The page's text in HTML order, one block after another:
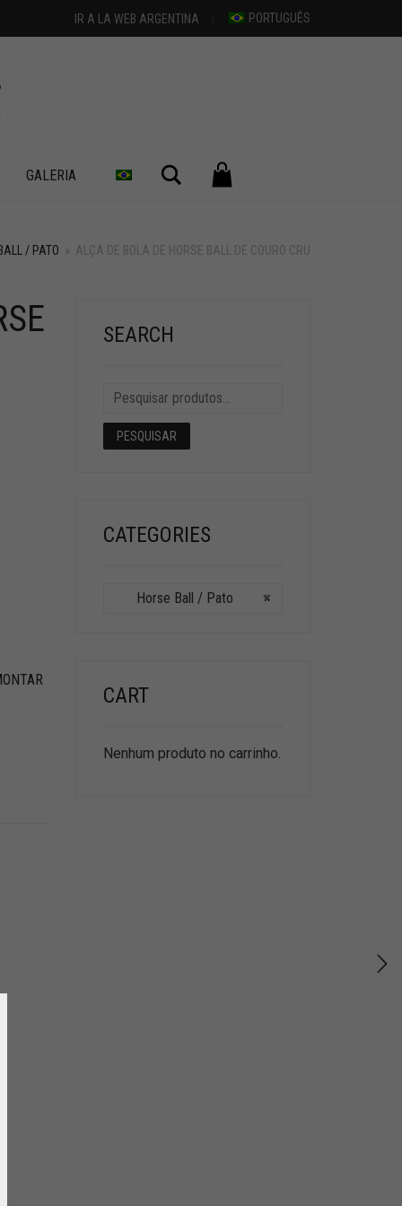
IR A LA WEB ARGENTINA PORTUGUÊS
GALERIA Pesquisar
/ PATO » ALÇA DE BOLA DE HORSE BALL DE COURO CRU
SEARCH
PESQUISAR
CATEGORIES
×
Horse Ball / Pato
CART
Nenhum produto no carrinho.